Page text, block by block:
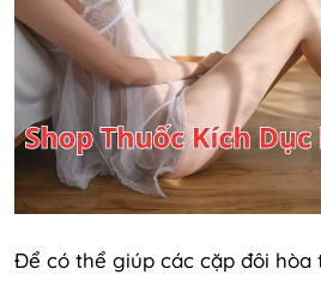
Để có thể giúp các cặp đôi hòa